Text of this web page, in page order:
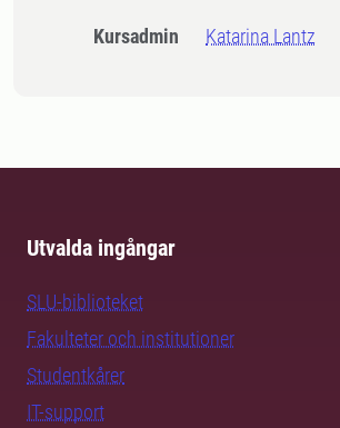
Kursadmin Katarina Lantz
Utvalda ingångar
SLU-biblioteket
Fakulteter och institutioner
Studentkårer
IT-support